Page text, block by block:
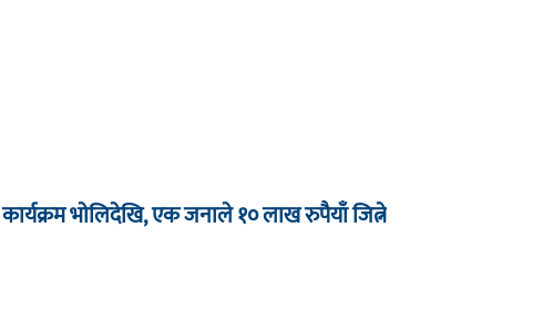
कार्यक्रम भाेलिदेखि, एक जनाले १० लाख रुपैयाँ जित्ने